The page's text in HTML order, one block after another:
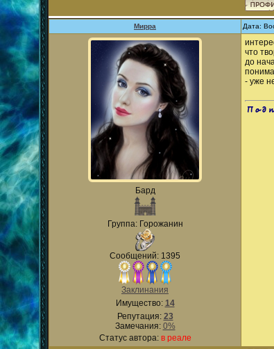
Мирра Дата:
Бард
Группа: Горожанин
Сообщений: 1395
Заклинания
Имущество: 14
Репутация: 23
Замечания: 0%
Статус автора: в реале
что
до
- уже
.